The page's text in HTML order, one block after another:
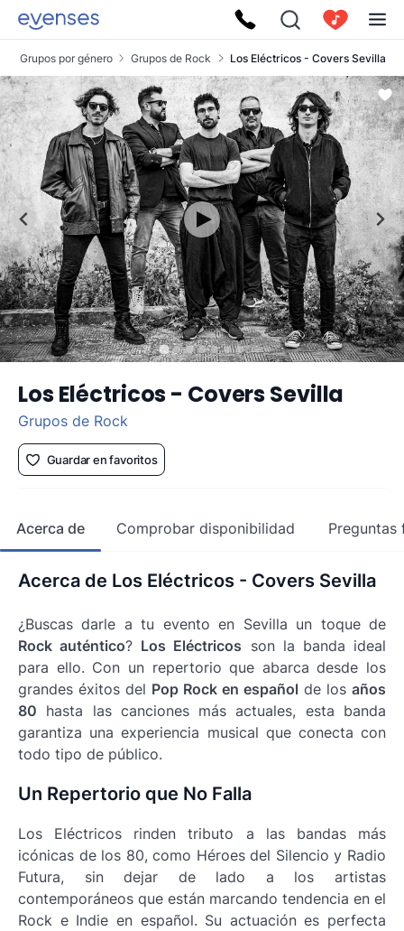
Grupos por género Grupos de Rock Los Eléctricos - Covers Sevilla
Los Eléctricos - Covers Sevilla
Grupos de Rock
Guardar en favoritos
Acerca de Comprobar disponibilidad Preguntas
Acerca de Los Eléctricos - Covers Sevilla
¿Buscas darle a tu evento en Sevilla un toque de
Rock auténtico? Los Eléctricos son la banda ideal
para ello. Con un repertorio que abarca desde los
grandes éxitos del Pop Rock en español de los años
80 hasta las canciones más actuales, esta banda
garantiza una experiencia musical que conecta con
todo tipo de público.
Un Repertorio que No Falla
Los Eléctricos rinden tributo a las bandas más
icónicas de los 80, como Héroes del Silencio y Radio
Futura, sin dejar de lado a los artistas
contemporáneos que están marcando tendencia en el
Rock e Indie en español. Su actuación es perfecta